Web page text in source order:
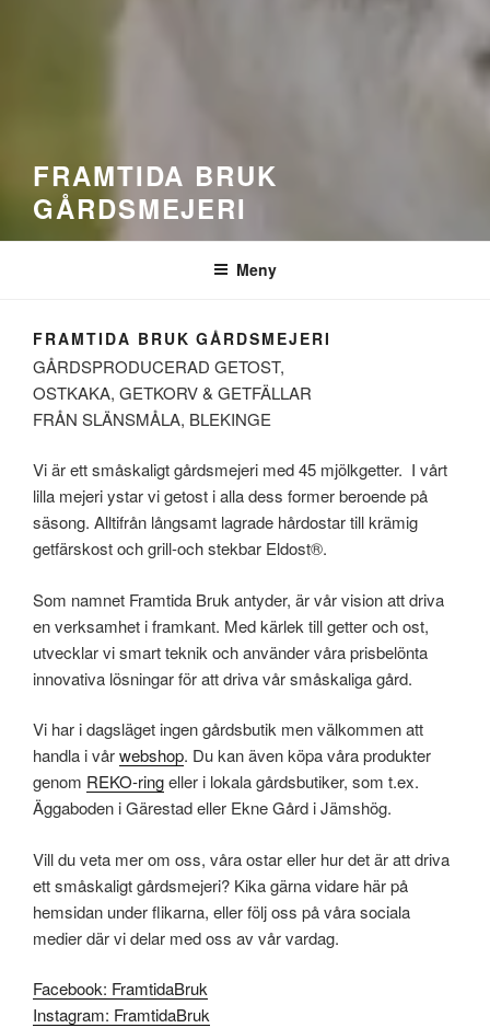
FRAMTIDA BRUK
GÅRDSMEJERI
Meny
FRAMTIDA BRUK GÅRDSMEJERI
GÅRDSPRODUCERAD GETOST,
OSTKAKA, GETKORV & GETFÄLLAR
FRÅN SLÄNSMÅLA, BLEKINGE
Vi är ett småskaligt gårdsmejeri med 45 mjölkgetter. I vårt
lilla mejeri ystar vi getost i alla dess former beroende på
säsong. Alltifrån långsamt lagrade hårdostar till krämig
getfärskost och grill-och stekbar Eldost®️.
Som namnet Framtida Bruk antyder, är vår vision att driva
en verksamhet i framkant. Med kärlek till getter och ost,
utvecklar vi smart teknik och använder våra prisbelönta
innovativa lösningar för att driva vår småskaliga gård.
Vi har i dagsläget ingen gårdsbutik men välkommen att
handla i vårwebshop. Du kan även köpa våra produkter
genom REKO-ringeller i lokala gårdsbutiker, som t.ex.
Äggaboden i Gärestad eller Ekne Gård i Jämshög.
Vill du veta mer om oss, våra ostar eller hur det är att driva
ett småskaligt gårdsmejeri? Kika gärna vidare här på
hemsidan under flikarna, eller följ oss på våra sociala
medier där vi delar med oss av vår vardag.
Facebook: FramtidaBruk
Instagram: FramtidaBruk